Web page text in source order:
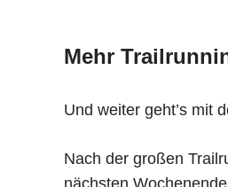
Mehr
Und weiter geht’s mit
Nach der großen
nächsten